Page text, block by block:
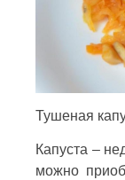
Тушеная
Капуста –
можно